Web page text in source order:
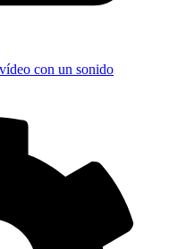
con un sonido